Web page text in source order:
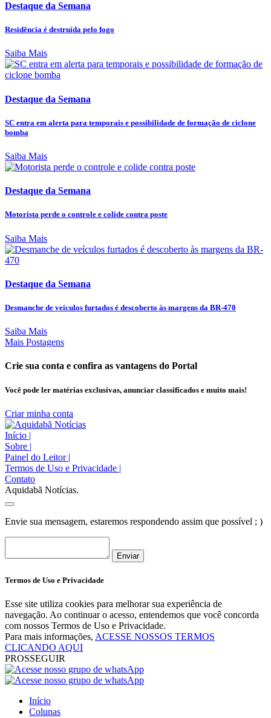
Destaque da Semana
Residência é destruída pelo fogo
Saiba Mais
Destaque da Semana
SC entra em alerta para temporais e possibilidade de formação de ciclone
bomba
Saiba Mais
Destaque da Semana
Motorista perde o controle e colide contra poste
Saiba Mais
Destaque da Semana
Desmanche de veículos furtados é descoberto às margens da BR-470
Saiba Mais
Mais Postagens
Crie sua conta e confira as vantagens do Portal
Você pode ler matérias exclusivas, anunciar classificados e muito mais!
Criar minha conta
Início |
Sobre |
Painel do Leitor |
Termos de Uso e Privacidade |
Contato
Aquidabã Notícias.
Envie sua mensagem, estaremos respondendo assim que possível ; )
Enviar
Termos de Uso e Privacidade
Esse site utiliza cookies para melhorar sua experiência de
navegação. Ao continuar o acesso, entendemos que você concorda
com nossos Termos de Uso e Privacidade.
Para mais informações, ACESSE NOSSOS TERMOS
CLICANDO AQUI
PROSSEGUIR
Início
Colunas